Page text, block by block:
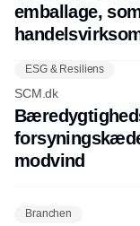
emballage,
ESG & Resiliens
SCM.dk
modvind
Branchen